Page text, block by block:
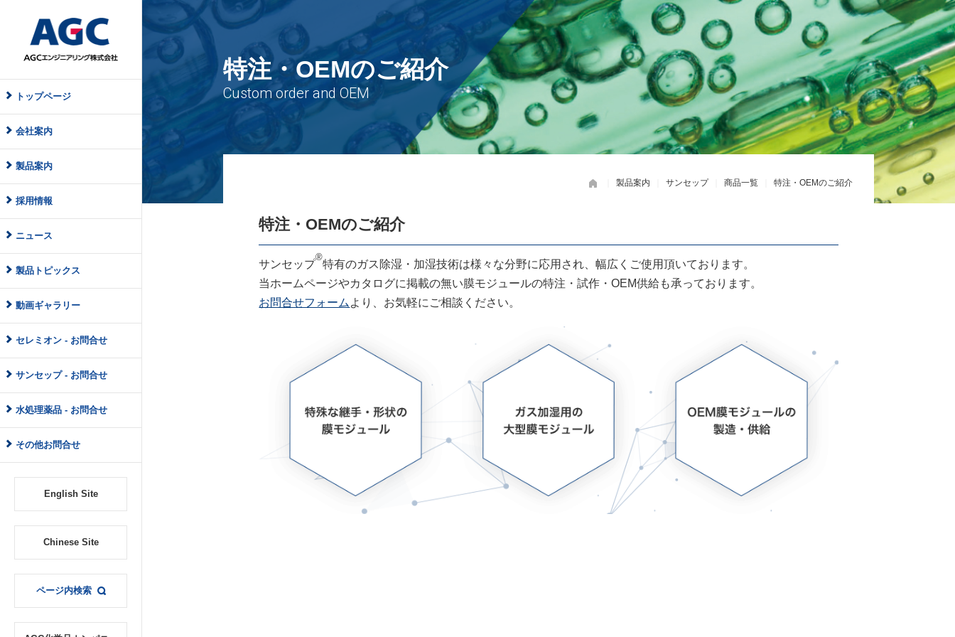
トップページ
会社案内
製品案内
採用情報
ニュース
製品トピックス
動画ギャラリー
セレミオン - お問合せ
サンセップ - お問合せ
水処理薬品 - お問合せ
その他お問合せ
English Site
Chinese Site
ページ内検索
特注・OEMのご紹介
製品案内 サンセップ 商品一覧 特注・OEMのご紹介
特注・OEMのご紹介
サンセップ
®
特有のガス除湿・加湿技術は様々な分野に応用され、幅広くご使用頂いております。
当ホームページやカタログに掲載の無い膜モジュールの特注・試作・OEM供給も承っております。
お問合せフォーム より、お気軽にご相談ください。